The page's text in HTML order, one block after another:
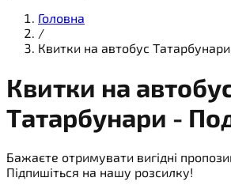
Головна
/
Квитки на автобус
Квитки на
Татарбунари -
Бажаєте отримувати вигідні
Підпишіться на нашу розсилку!